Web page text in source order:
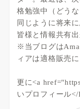
格勉強中（どう
同じように将来
皆様と情報共有
※当ブログは
ィアは適格販売
更に<a
いプロフィール